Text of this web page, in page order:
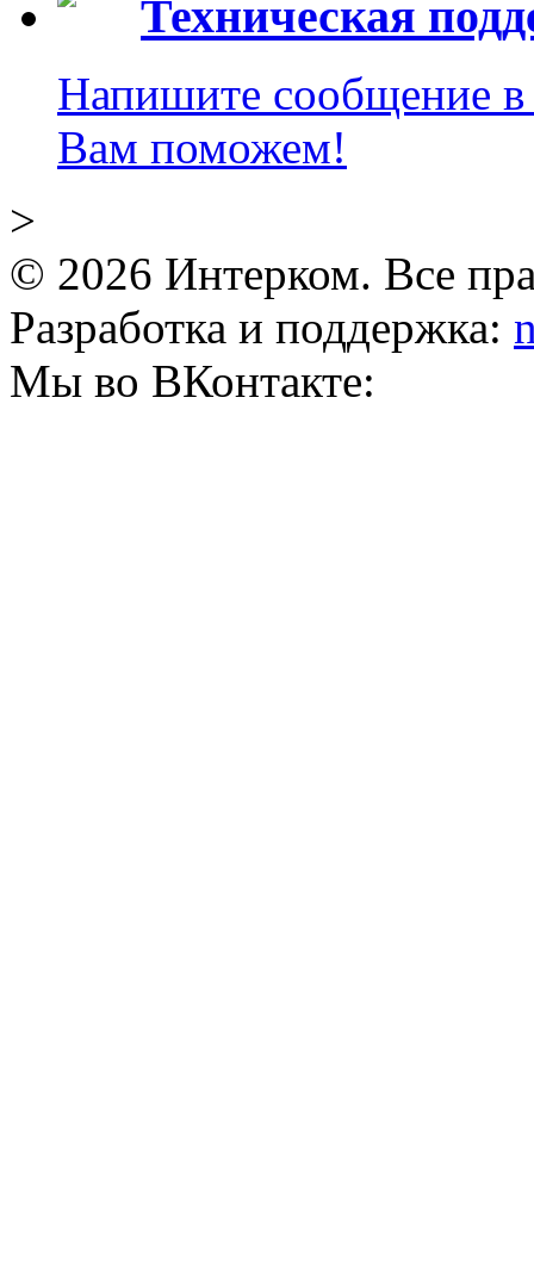
Техническая
Напишите сообщение
Вам поможем!
>
© 2026 Интерком. Все
Разработка и поддержка:
Мы во ВКонтакте: